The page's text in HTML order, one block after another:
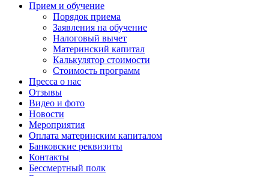
Прием и обучение
Порядок приема
Заявления на обучение
Налоговый вычет
Материнский капитал
Калькулятор стоимости
Стоимость программ
Пресса о нас
Отзывы
Видео и фото
Новости
Мероприятия
Оплата материнским капиталом
Банковские реквизиты
Контакты
Бессмертный полк